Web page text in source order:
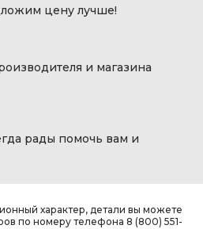
цену лучше!
и магазина
рады помочь вам и
характер, детали вы можете
по номеру телефона 8 (800) 551-